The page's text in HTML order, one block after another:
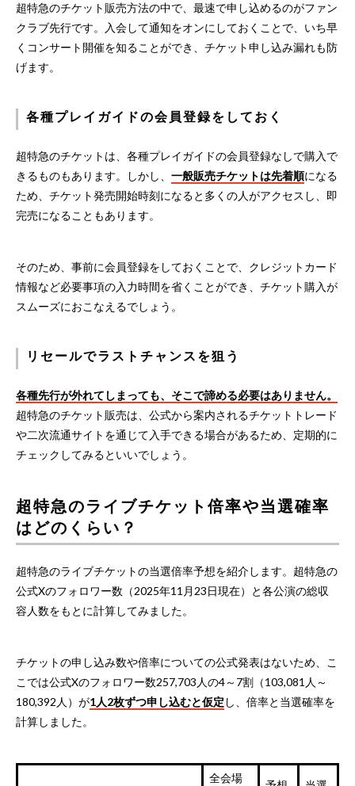
超特急のチケット販売方法の中で、最速で申し込めるのがファン
クラブ先行です。入会して通知をオンにしておくことで、いち早
くコンサート開催を知ることができ、チケット申し込み漏れも防
げます。
各種プレイガイドの会員登録をしておく
超特急のチケットは、各種プレイガイドの会員登録なしで購入で
きるものもあります。しかし、 一般販売チケットは先着順になる
ため、チケット発売開始時刻になると多くの人がアクセスし、即
完売になることもあります。
そのため、事前に会員登録をしておくことで、クレジットカード
情報など必要事項の入力時間を省くことができ、チケット購入が
スムーズにおこなえるでしょう。
リセールでラストチャンスを狙う
各種先行が外れてしまっても、そこで諦める必要はありません。
超特急のチケット販売は、公式から案内されるチケットトレード
や二次流通サイトを通じて入手できる場合があるため、定期的に
チェックしてみるといいでしょう。
超特急のライブチケット倍率や当選確率
はどのくらい？
超特急のライブチケットの当選倍率予想を紹介します。超特急の
公式Xのフォロワー数（2025年11月23日現在）と各公演の総収
容人数をもとに計算してみました。
チケットの申し込み数や倍率についての公式発表はないため、こ
こでは公式Xのフォロワー数257,703人の4～7割（103,081人～
180,392人）が1人2枚ずつ申し込むと仮定 し、倍率と当選確率を
計算しました。
全会場